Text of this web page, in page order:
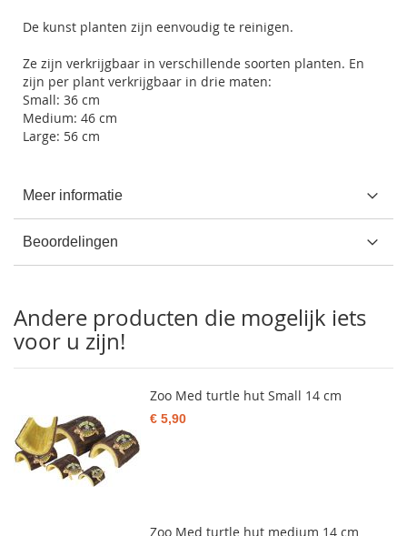
De kunst planten zijn eenvoudig te reinigen.
Ze zijn verkrijgbaar in verschillende soorten planten. En
zijn per plant verkrijgbaar in drie maten:
Small: 36 cm
Medium: 46 cm
Large: 56 cm
Meer informatie
Beoordelingen
Andere producten die mogelijk iets
voor u zijn!
Zoo Med turtle hut Small 14 cm
€ 5,90
Zoo Med turtle hut medium 14 cm